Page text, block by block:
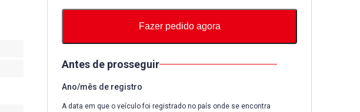
Fazer pedido agora
Antes de prosseguir
Ano/mês de registro
A data em que o veículo foi registrado no país onde se encontra